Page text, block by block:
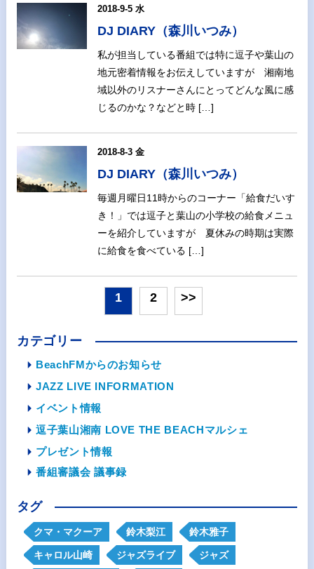
2018-9-5 水
DJ DIARY（森川いつみ）
私が担当している番組では特に逗子や葉山の
地元密着情報をお伝えしていますが 湘南地
域以外のリスナーさんにとってどんな風に感
じるのかな？などと時 […]
2018-8-3 金
DJ DIARY（森川いつみ）
毎週月曜日11時からのコーナー「給食だいす
き！」では逗子と葉山の小学校の給食メニュ
ーを紹介していますが 夏休みの時期は実際
に給食を食べている […]
1 2 >>
カテゴリー
BeachFMからのお知らせ
JAZZ LIVE INFORMATION
イベント情報
逗子葉山湘南 LOVE THE BEACHマルシェ
プレゼント情報
番組審議会 議事録
タグ
クマ・マクーア 鈴木梨江 鈴木雅子
キャロル山崎 ジャズライブ ジャズ